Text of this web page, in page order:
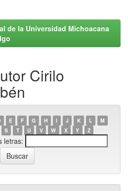
de la Universidad Michoacana
Cirilo
E F G H I J K L
M
S T U V W X Y Z
letras: